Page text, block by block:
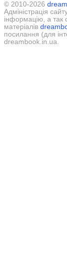
© 2010-2026
Адміністрація
інформацію, а так
матеріалів
посилання (для
dreambook.in.ua.